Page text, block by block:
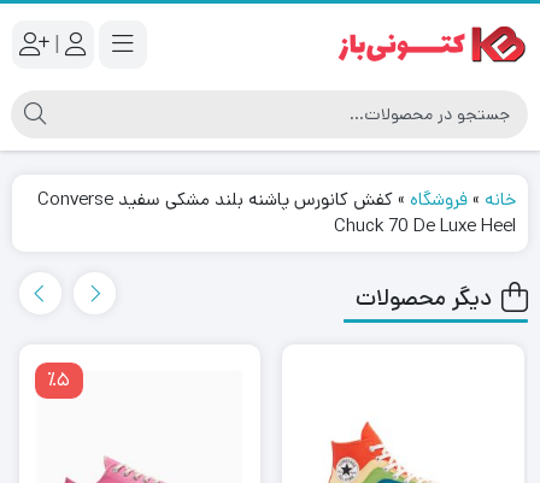
|
خانه »فروشگاه »
کفش کانورس پاشنه بلند مشکی سفید Converse
Chuck 70 De Luxe Heel
دیگر محصولات
٪5